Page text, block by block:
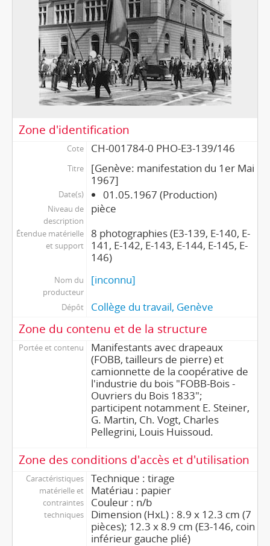
Zone d'identification
Cote CH-001784-0 PHO-E3-139/146
Titre
[Genève: manifestation du 1er Mai
1967]
Date(s) 01.05.1967 (Production)
Niveau de
description
pièce
Étendue matérielle
et support
8 photographies (E3-139, E-140, E-
141, E-142, E-143, E-144, E-145, E-
146)
Nom du
producteur
[inconnu]
Dépôt Collège du travail, Genève
Zone du contenu et de la structure
Portée et contenu
Manifestants avec drapeaux
(FOBB, tailleurs de pierre) et
camionnette de la coopérative de
l'industrie du bois "FOBB-Bois -
Ouvriers du Bois 1833";
participent notamment E. Steiner,
G. Martin, Ch. Vogt, Charles
Pellegrini, Louis Huissoud.
Zone des conditions d'accès et d'utilisation
Caractéristiques
matérielle et
contraintes
techniques
Technique : tirage
Matériau : papier
Couleur : n/b
Dimension (HxL) : 8.9 x 12.3 cm (7
pièces); 12.3 x 8.9 cm (E3-146, coin
inférieur gauche plié)